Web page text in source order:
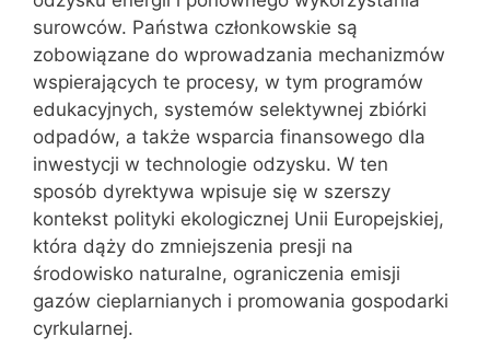
surowców. Państwa członkowskie są
zobowiązane do wprowadzania mechanizmów
wspierających te procesy, w tym programów
edukacyjnych, systemów selektywnej zbiórki
odpadów, a także wsparcia finansowego dla
inwestycji w technologie odzysku. W ten
sposób dyrektywa wpisuje się w szerszy
kontekst polityki ekologicznej Unii Europejskiej,
która dąży do zmniejszenia presji na
środowisko naturalne, ograniczenia emisji
gazów cieplarnianych i promowania gospodarki
cyrkularnej.